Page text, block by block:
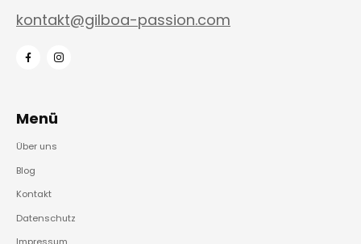
kontakt@gilboa-passion.com
Menü
Über uns
Blog
Kontakt
Datenschutz